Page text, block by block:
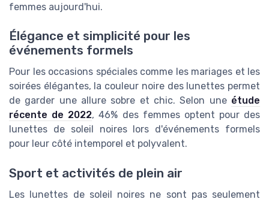
femmes aujourd'hui.
Élégance et simplicité pour les
événements formels
Pour les occasions spéciales comme les mariages et les
soirées élégantes, la couleur noire des lunettes permet
de garder une allure sobre et chic. Selon une étude
récente de 2022, 46% des femmes optent pour des
lunettes de soleil noires lors d'événements formels
pour leur côté intemporel et polyvalent.
Sport et activités de plein air
Les lunettes de soleil noires ne sont pas seulement